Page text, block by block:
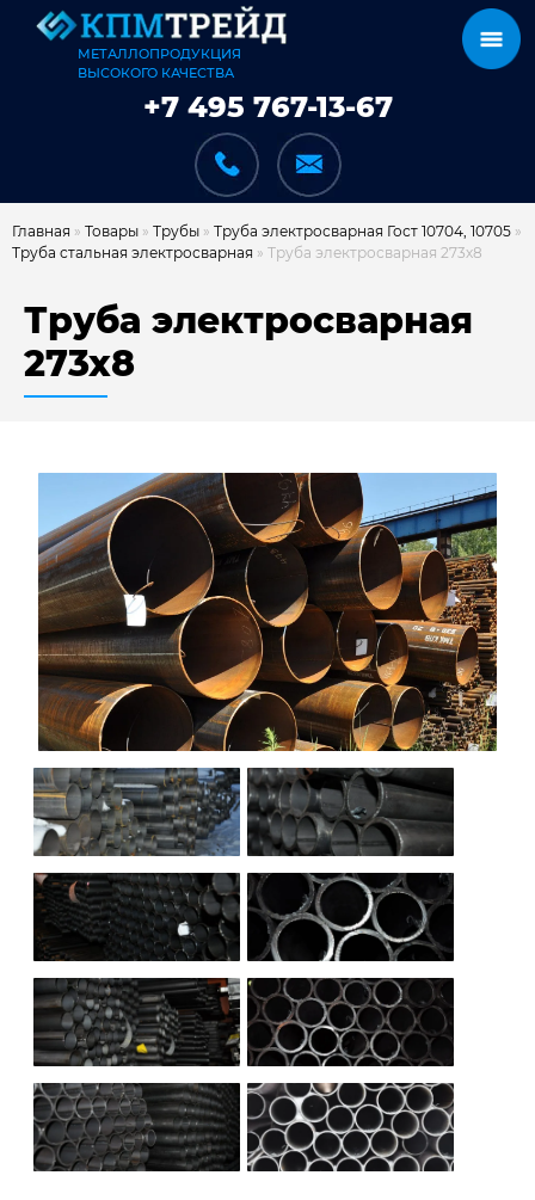
МЕТАЛЛОПРОДУКЦИЯ
ВЫСОКОГО КАЧЕСТВА
+7 495 767-13-67
КАК МЫ РАБОТАЕМ
ДОСТАВКА И ОПЛАТА
НАШИ ОБЪЕКТЫ
ОТЗЫВЫ
О НАС
БЛОГ
КОНТАКТЫ
Главная » Товары » Трубы » Труба электросварная Гост 10704, 10705 »
Труба стальная электросварная » Труба электросварная 273х8
Труба электросварная
273х8